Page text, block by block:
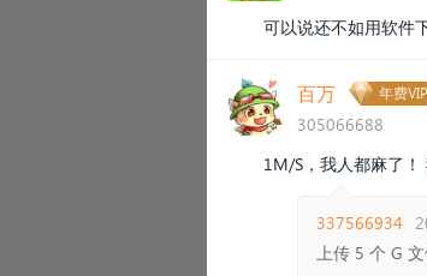
可以说还不如用软件
百万 年费VIP
305066688
1M/S，我人都麻了
337566934
上传 5 个 G